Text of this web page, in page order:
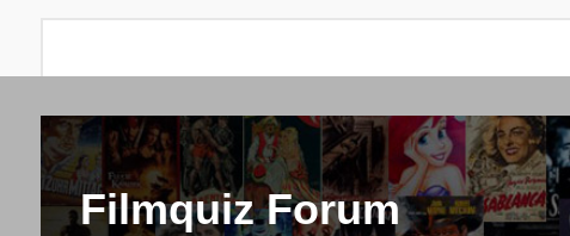
Filmquiz Forum